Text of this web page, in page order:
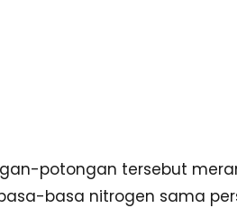
potongan tersebut
basa nitrogen sama